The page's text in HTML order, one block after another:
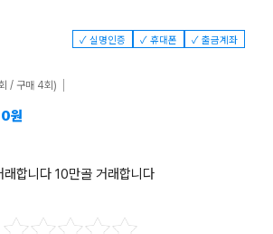
/ 구매 4회)
✓ 실명인증 ✓ 휴대폰 ✓ 출금계좌
원
합니다 10만골 거래합니다